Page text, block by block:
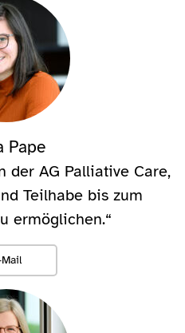
Pape
der AG Palliative Care,
Teilhabe bis zum
ermöglichen.“
Mail